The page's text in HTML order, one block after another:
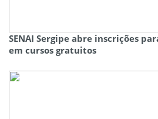
SENAI Sergipe abre inscrições
em cursos gratuitos